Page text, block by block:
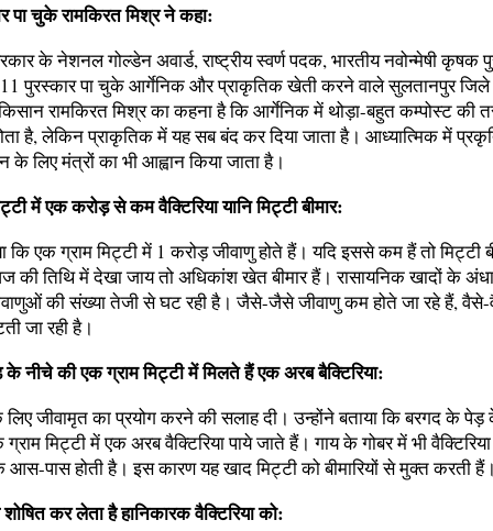
पा चुके रामकिरत मिश्र ने कहा:
के नेशनल गोल्डेन अवार्ड, राष्ट्रीय स्वर्ण पदक, भारतीय नवोन्मेषी कृषक
पुरस्कार पा चुके आर्गेनिक और प्राकृतिक खेती करने वाले सुलतानपुर
रामकिरत मिश्र का कहना है कि आर्गेनिक में थोड़ा-बहुत कम्पोस्ट की
है, लेकिन प्राकृतिक में यह सब बंद कर दिया जाता है। आध्यात्मिक में
के लिए मंत्रों का भी आह्वान किया जाता है।
में एक करोड़ से कम वैक्टिरिया यानि मिट्टी बीमार:
कि एक ग्राम मिट्टी में 1 करोड़ जीवाणु होते हैं। यदि इससे कम हैं तो मिट्टी
की तिथि में देखा जाय तो अधिकांश खेत बीमार हैं। रासायनिक खादों के
की संख्या तेजी से घट रही है। जैसे-जैसे जीवाणु कम होते जा रहे हैं, वैसे-
जा रही है।
नीचे की एक ग्राम मिट्टी में मिलते हैं एक अरब बैक्टिरिया:
जीवामृत का प्रयोग करने की सलाह दी। उन्होंने बताया कि बरगद के
मिट्टी में एक अरब वैक्टिरिया पाये जाते हैं। गाय के गोबर में भी
पास होती है। इस कारण यह खाद मिट्टी को बीमारियों से मुक्त करती
कर लेता है हानिकारक वैक्टिरिया को: